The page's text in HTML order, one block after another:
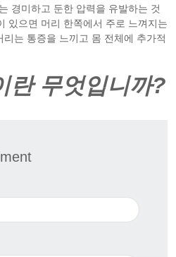
경미하고 둔한 압력을 유발하는 것
있으면 머리 한쪽에서 주로 느껴지는
는 통증을 느끼고 몸 전체에 추가적
란 무엇입니까?